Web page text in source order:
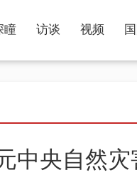
瞳 访谈 视频
中央自然